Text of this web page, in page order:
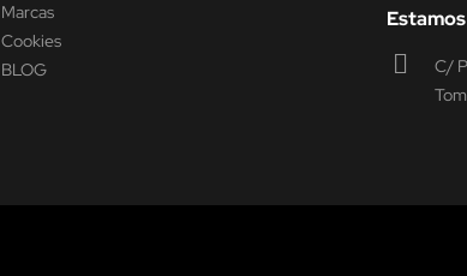
Marcas
Cookies
BLOG
C/